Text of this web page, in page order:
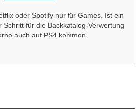
oder Spotify nur für Games. Ist ein
Schritt für die Backkatalog-Verwertung
auch auf PS4 kommen.